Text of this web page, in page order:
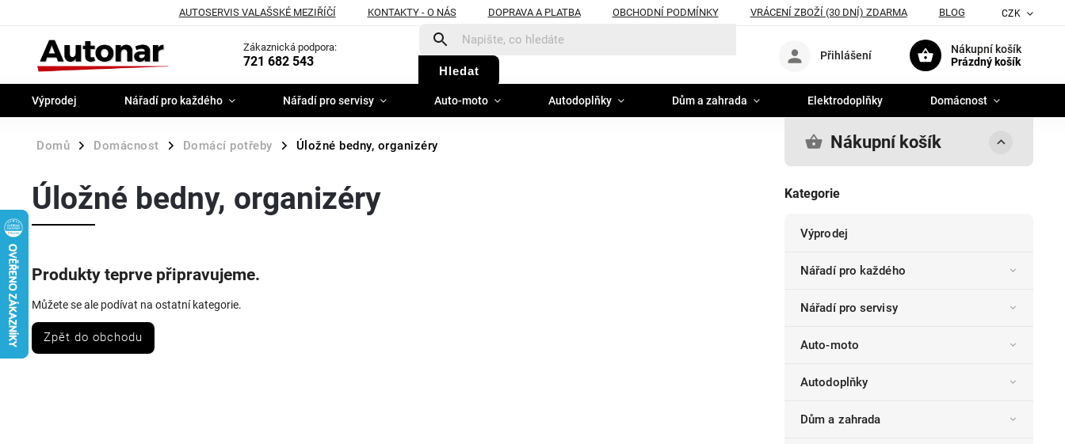
AUTOSERVIS VALAŠSKÉ MEZIŘÍČÍ KONTAKTY - O NÁS DOPRAVA A PLATBA OBCHODNÍ PODMÍNKY VRÁCENÍ ZBOŽÍ (30 DNÍ) ZDARMA BLOG CZK
Zákaznická podpora:
721 682 543
Hledat
Nákupní košík
Prázdný košík
Přihlášení
Výprodej Nářadí pro každého Nářadí pro servisy Auto-moto Autodoplňky Dům a zahrada Elektrodoplňky Domácnost
Domů / Domácnost / Domácí potřeby / Úložné bedny, organizéry Nákupní košík
Kategorie
Výprodej
Nářadí pro každého
Nářadí pro servisy
Auto-moto
Autodoplňky
Dům a zahrada
Úložné bedny, organizéry
Produkty teprve připravujeme.
Můžete se ale podívat na ostatní kategorie.
Zpět do obchodu